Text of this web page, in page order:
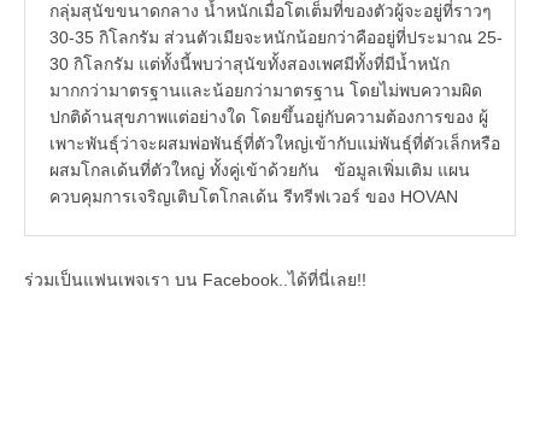
กลุ่มสุนัขขนาดกลาง น้ำหนักเมื่อโตเต็มที่ของตัวผู้จะอยู่ที่ราวๆ
30-35 กิโลกรัม ส่วนตัวเมียจะหนักน้อยกว่าคืออยู่ที่ประมาณ 25-
30 กิโลกรัม แต่ทั้งนี้พบว่าสุนัขทั้งสองเพศมีทั้งที่มีน้ำหนัก
มากกว่ามาตรฐานและน้อยกว่ามาตรฐาน โดยไม่พบความผิด
ปกติด้านสุขภาพแต่อย่างใด โดยขึ้นอยู่กับความต้องการของ ผู้
เพาะพันธุ์ว่าจะผสมพ่อพันธุ์ที่ตัวใหญ่เข้ากับแม่พันธุ์ที่ตัวเล็กหรือ
ผสมโกลเด้นที่ตัวใหญ่ ทั้งคู่เข้าด้วยกัน ข้อมูลเพิ่มเติม แผน
ควบคุมการเจริญเติบโตโกลเด้น รีทรีฟเวอร์ ของ HOVAN
ร่วมเป็นแฟนเพจเรา บน Facebook..ได้ที่นี่เลย!!